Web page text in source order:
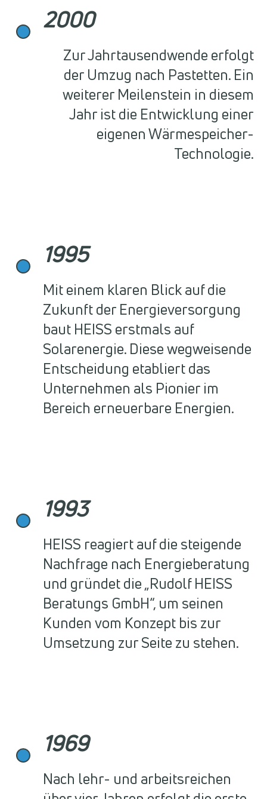
2000
Zur Jahrtausendwende erfolgt
der Umzug nach Pastetten. Ein
weiterer Meilenstein in diesem
Jahr ist die Entwicklung einer
eigenen Wärmespeicher-
Technologie.
1995
Mit einem klaren Blick auf die
Zukunft der Energieversorgung
baut HEISS erstmals auf
Solarenergie. Diese wegweisende
Entscheidung etabliert das
Unternehmen als Pionier im
Bereich erneuerbare Energien.
1993
HEISS reagiert auf die steigende
Nachfrage nach Energieberatung
und gründet die „Rudolf HEISS
Beratungs GmbH“, um seinen
Kunden vom Konzept bis zur
Umsetzung zur Seite zu stehen.
1969
Nach lehr- und arbeitsreichen